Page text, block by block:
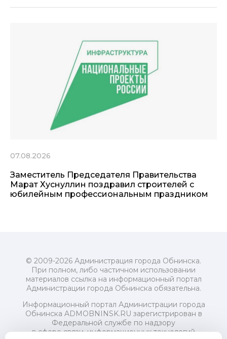
07.08.2026
Заместитель Председателя Правительства
Марат Хуснуллин поздравил строителей с
юбилейным профессиональным праздником
© 2009-2026 Администрация города Обнинска.
При полном, либо частичном использовании
материалов ссылка на информационный портал
Администрации города Обнинска обязательна.
Информационный портал Администрации города
Обнинска ADMOBNINSK.RU зарегистрирован в
Федеральной службе по надзору
в сфере связи, информационных технологий